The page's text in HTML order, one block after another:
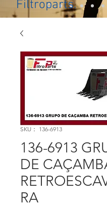
Filtroparts.
SKU： 136-6913
136-6913
DE
RA